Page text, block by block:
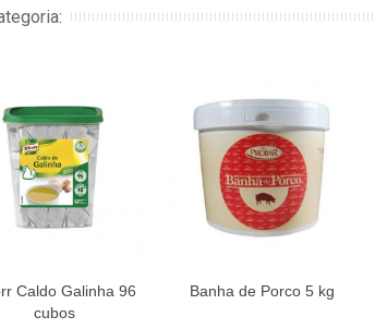
Caldo Galinha 96
cubos
Banha de Porco 5 kg